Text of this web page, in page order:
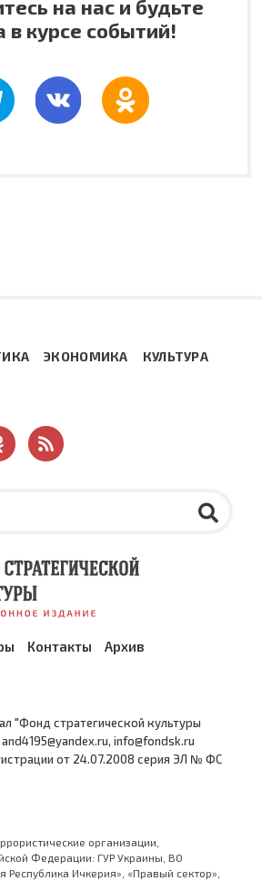
на нас и будьте
в курсе событий!
ЭКОНОМИКА КУЛЬТУРА
Контакты Архив
"Фонд стратегической культуры
info@fondsk.ru
от 24.07.2008 серия ЭЛ № ФС
организации,
Федерации: ГУР Украины, ВО
Республика Ичкерия», «Правый сектор»,